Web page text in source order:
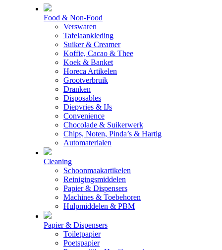
Food & Non-Food
Verswaren
Tafelaankleding
Suiker & Creamer
Koffie, Cacao & Thee
Koek & Banket
Horeca Artikelen
Grootverbruik
Dranken
Disposables
Diepvries & IJs
Convenience
Chocolade & Suikerwerk
Chips, Noten, Pinda’s & Hartig
Automaterialen
Cleaning
Schoonmaakartikelen
Reinigingsmiddelen
Papier & Dispensers
Machines & Toebehoren
Hulpmiddelen & PBM
Papier & Dispensers
Toiletpapier
Poetspapier